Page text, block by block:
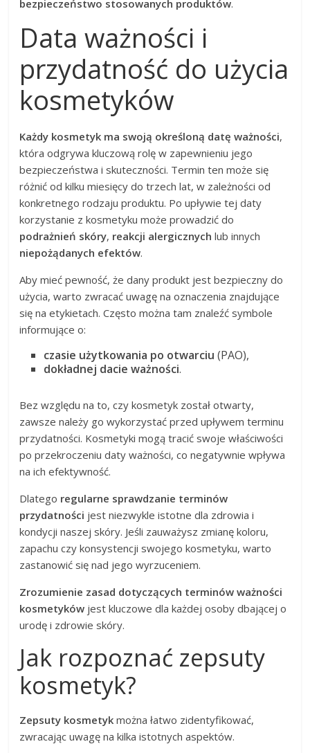
bezpieczeństwo stosowanych produktów.
Data ważności i
przydatność do użycia
kosmetyków
Każdy kosmetyk ma swoją określoną datę ważności,
która odgrywa kluczową rolę w zapewnieniu jego
bezpieczeństwa i skuteczności. Termin ten może się
różnić od kilku miesięcy do trzech lat, w zależności od
konkretnego rodzaju produktu. Po upływie tej daty
korzystanie z kosmetyku może prowadzić do
podrażnień skóry, reakcji alergicznych lub innych
niepożądanych efektów.
Aby mieć pewność, że dany produkt jest bezpieczny do
użycia, warto zwracać uwagę na oznaczenia znajdujące
się na etykietach. Często można tam znaleźć symbole
informujące o:
czasie użytkowania po otwarciu (PAO),
dokładnej dacie ważności.
Bez względu na to, czy kosmetyk został otwarty,
zawsze należy go wykorzystać przed upływem terminu
przydatności. Kosmetyki mogą tracić swoje właściwości
po przekroczeniu daty ważności, co negatywnie wpływa
na ich efektywność.
Dlatego regularne sprawdzanie terminów
przydatności jest niezwykle istotne dla zdrowia i
kondycji naszej skóry. Jeśli zauważysz zmianę koloru,
zapachu czy konsystencji swojego kosmetyku, warto
zastanowić się nad jego wyrzuceniem.
Zrozumienie zasad dotyczących terminów ważności
kosmetyków jest kluczowe dla każdej osoby dbającej o
urodę i zdrowie skóry.
Jak rozpoznać zepsuty
kosmetyk?
Zepsuty kosmetyk można łatwo zidentyfikować,
zwracając uwagę na kilka istotnych aspektów.